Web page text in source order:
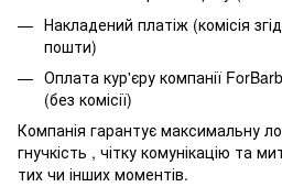
Накладений платіж (комісія
пошти)
Оплата кур'єру компанії
(без комісії)
Компанія гарантує максимальну
гнучкість , чітку комунікацію та
тих чи інших моментів.